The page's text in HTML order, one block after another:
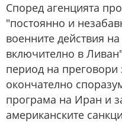
Според агенцията
"постоянно и
военните действия
включително в
период на преговори
окончателно
програма на Иран и
американските